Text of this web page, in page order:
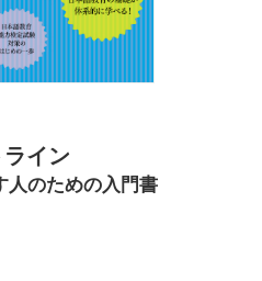
イン
人のための入門書